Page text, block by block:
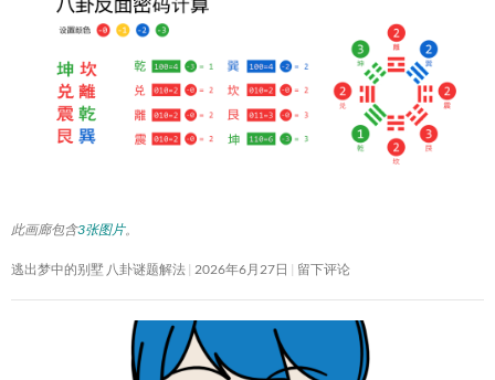
此画廊包含3张图片。
逃出梦中的别墅 八卦谜题解法 2026年6月27日 留下评论